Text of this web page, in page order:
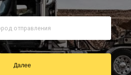
8 (800) 505-40-85
Звонок по РФ бесплатно
sale@simtruck-negabarit.ru
Далее